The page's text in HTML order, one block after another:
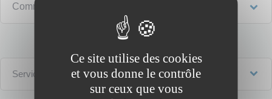
Comment est traitée votre demande ?
Services en ligne et formulaires
Ce site utilise des cookies
et vous donne le contrôle
sur ceux que vous